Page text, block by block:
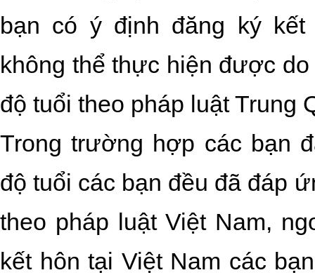
bạn có ý định đăng ký
không thể thực hiện được
độ tuổi theo pháp luật Trung
Trong trường hợp các bạn
độ tuổi các bạn đều đã đáp
theo pháp luật Việt Nam,
kết hôn tại Việt Nam các